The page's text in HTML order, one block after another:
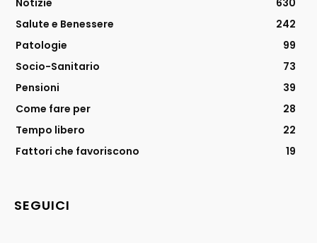
Salute e Benessere
242
Patologie
99
Socio-Sanitario
73
Pensioni
39
Come fare per
28
Tempo libero
22
Fattori che favoriscono
19
SEGUICI